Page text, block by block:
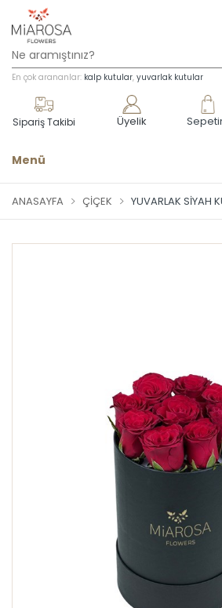
En çok arananlar: kalp kutular, yuvarlak kutular
Sipariş Takibi Üyelik
Menü
ANASAYFA ÇIÇEK YUVARLAK SIYAH